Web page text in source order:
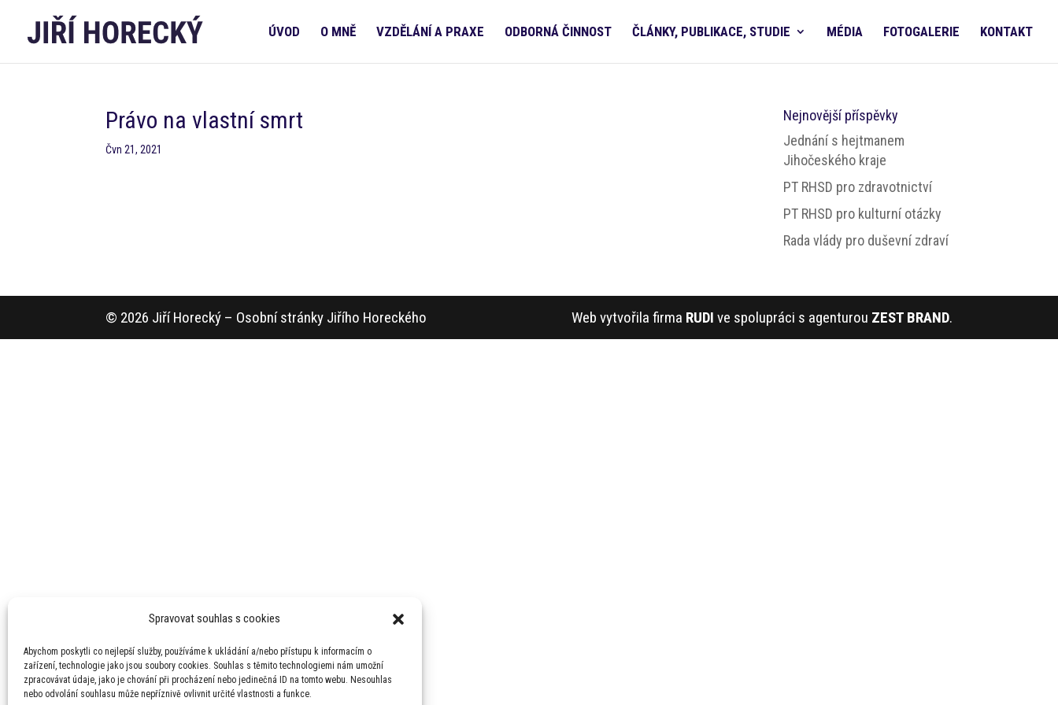
Spravovat souhlas s cookies
Abychom poskytli co nejlepší služby, používáme k ukládání a/nebo přístupu k informacím o
zařízení, technologie jako jsou soubory cookies. Souhlas s těmito technologiemi nám umožní
zpracovávat údaje, jako je chování při procházení nebo jedinečná ID na tomto webu. Nesouhlas
nebo odvolání souhlasu může nepříznivě ovlivnit určité vlastnosti a funkce.
ÚVOD O MNĚ VZDĚLÁNÍ A PRAXE ODBORNÁ ČINNOST ČLÁNKY, PUBLIKACE, STUDIE MÉDIA FOTOGALERIE KONTAKT
Právo na vlastní smrt
Čvn 21, 2021
Nejnovější příspěvky
Jednání s hejtmanem
Jihočeského kraje
PT RHSD pro zdravotnictví
PT RHSD pro kulturní otázky
Rada vlády pro duševní zdraví
© 2026 Jiří Horecký – Osobní stránky Jiřího Horeckého Web vytvořila firma RUDI ve spolupráci s agenturou ZEST BRAND.